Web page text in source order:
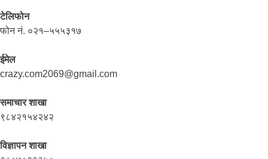
टेलिफोन
फोन नं. ०२१–५५५३१७
ईमेल
crazy.com2069@gmail.com
समाचार शाखा
९८४२१५४२४२
विज्ञापन शाखा